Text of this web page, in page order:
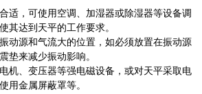
适，可使用空调、加湿器或除湿器等设备调
其达到天平的工作要求。
动源和气流大的位置，如必须放置在振动源
垫来减少振动影响。
机、变压器等强电磁设备，或对天平采取电
用金属屏蔽罩等。